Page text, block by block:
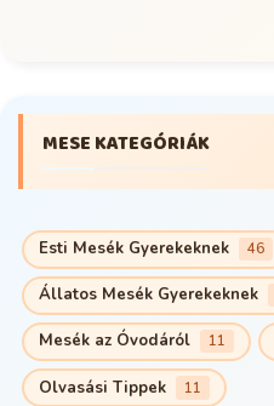
MESE KATEGÓRIÁK
Esti Mesék Gyerekeknek 46
Állatos Mesék Gyerekeknek
Mesék az Óvodáról 11
Olvasási Tippek 11